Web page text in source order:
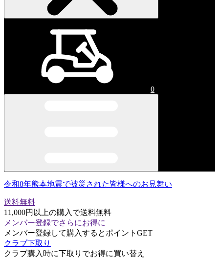
0
令和8年熊本地震で被災された皆様へのお見舞い
送料無料
11,000円以上の購入で送料無料
メンバー登録でさらにお得に
メンバー登録して購入するとポイントGET
クラブ下取り
クラブ購入時に下取りでお得に買い替え